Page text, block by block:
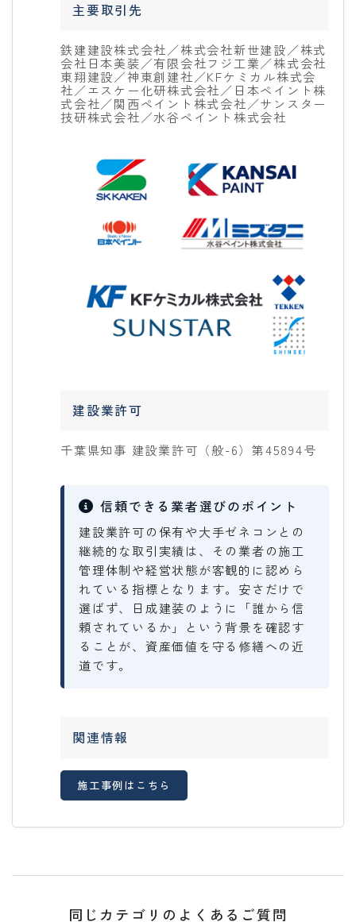
主要取引先
鉄建建設株式会社／株式会社新世建設／株式
会社日本美装／有限会社フジ工業／株式会社
東翔建設／神東創建社／KFケミカル株式会
社／エスケー化研株式会社／日本ペイント株
式会社／関西ペイント株式会社／サンスター
技研株式会社／水谷ペイント株式会社
建設業許可
千葉県知事 建設業許可（般-6）第45894号
信頼できる業者選びのポイント
建設業許可の保有や大手ゼネコンとの
継続的な取引実績は、その業者の施工
管理体制や経営状態が客観的に認めら
れている指標となります。安さだけで
選ばず、日成建装のように「誰から信
頼されているか」という背景を確認す
ることが、資産価値を守る修繕への近
道です。
関連情報
施工事例はこちら
同じカテゴリのよくあるご質問